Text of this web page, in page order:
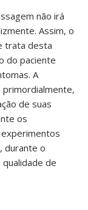
não irá
Assim, o
trata desta
do paciente
A
primordialmente,
de suas
os
durante o
de